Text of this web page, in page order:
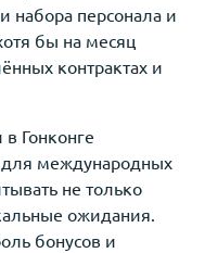
набора персонала и
бы на месяц
контрактах и
Гонконге
для международных
не только
ожидания.
бонусов и